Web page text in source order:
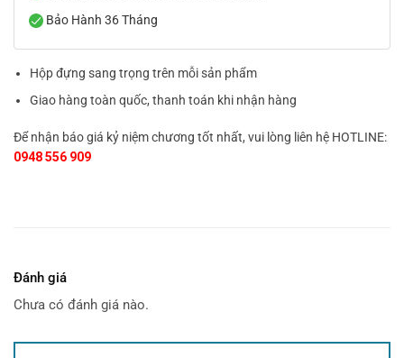
Bảo Hành 36 Tháng
Hộp đựng sang trọng trên mỗi sản phẩm
Giao hàng toàn quốc, thanh toán khi nhận hàng
Để nhận báo giá kỷ niệm chương tốt nhất, vui lòng liên hệ HOTLINE:
0948 556 909
Đánh giá
Chưa có đánh giá nào.